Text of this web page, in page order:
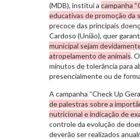
(MDB), institui a campanha
educativas de promoção da
precoce das principais
Cardoso (União), quer
municipal sejam
atropelamento de animais.
minutos de tolerância para
presencialmente ou de
A campanha “Check Up
de palestras sobre a
nutricional e indicação de
controle da evolução de
deverão ser realizados